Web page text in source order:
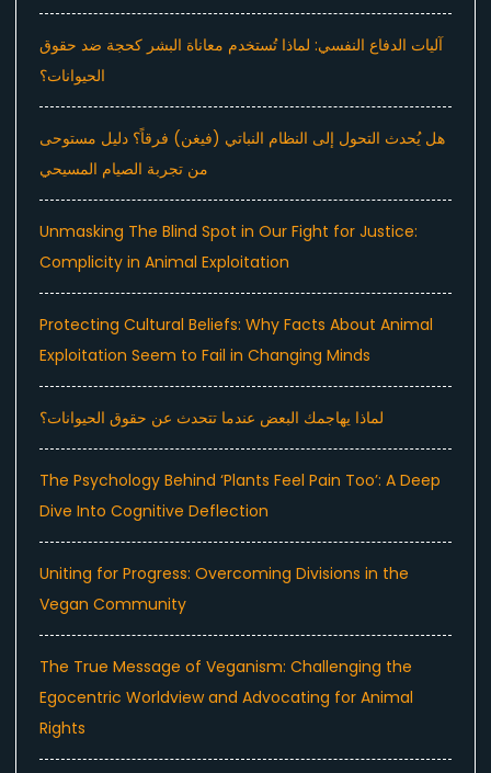
آليات الدفاع النفسي: لماذا تُستخدم معاناة البشر كحجة ضد حقوق
الحيوانات؟
هل يُحدث التحول إلى النظام النباتي (فيغن) فرقاً؟ دليل مستوحى
من تجربة الصيام المسيحي
Unmasking The Blind Spot in Our Fight for Justice:
Complicity in Animal Exploitation
Protecting Cultural Beliefs: Why Facts About Animal
Exploitation Seem to Fail in Changing Minds
لماذا يهاجمك البعض عندما تتحدث عن حقوق الحيوانات؟
The Psychology Behind ‘Plants Feel Pain Too’: A Deep
Dive Into Cognitive Deflection
Uniting for Progress: Overcoming Divisions in the
Vegan Community
The True Message of Veganism: Challenging the
Egocentric Worldview and Advocating for Animal
Rights